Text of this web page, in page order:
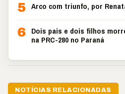
5 Arco com triunfo, por
6 Dois pais e dois filhos
na PRC-280 no Paraná
NOTÍCIAS RELACIONADAS